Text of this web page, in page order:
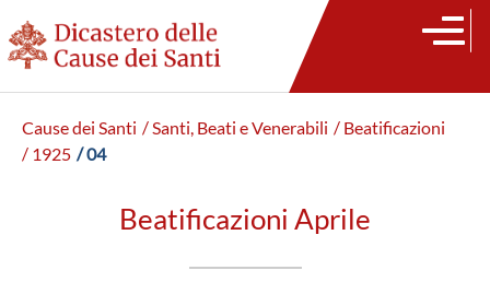
Cause dei Santi / Santi, Beati e Venerabili / Beatificazioni
/ 1925 / 04
Beatificazioni Aprile